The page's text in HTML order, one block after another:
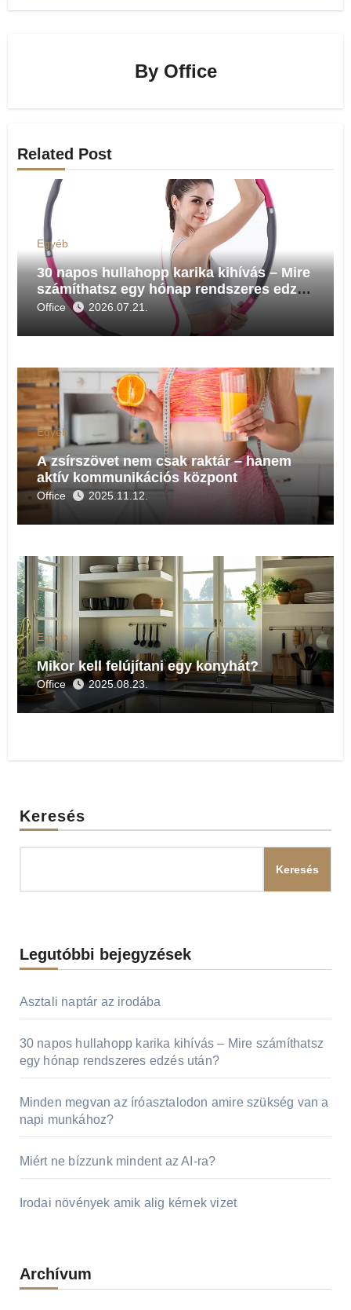
By Office
Related Post
Egyéb
30 napos hullahopp karika kihívás – Mire
számíthatsz egy hónap rendszeres edzés
után?
Office 2026.07.21.
Egyéb
A zsírszövet nem csak raktár – hanem
aktív kommunikációs központ
Office 2025.11.12.
Egyéb
Mikor kell felújítani egy konyhát?
Office 2025.08.23.
Keresés
Keresés
Legutóbbi bejegyzések
Asztali naptár az irodába
30 napos hullahopp karika kihívás – Mire számíthatsz
egy hónap rendszeres edzés után?
Minden megvan az íróasztalodon amire szükség van a
napi munkához?
Miért ne bízzunk mindent az AI-ra?
Irodai növények amik alig kérnek vizet
Archívum